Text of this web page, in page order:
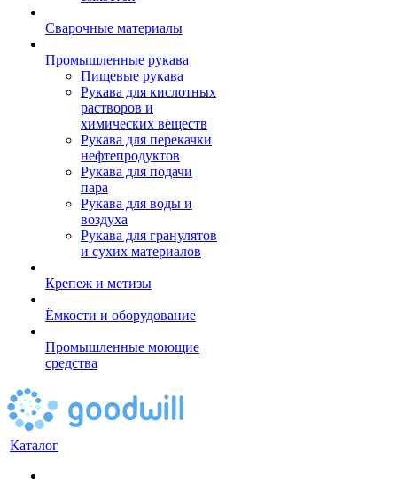
Сварочные материалы
Промышленные рукава
Пищевые рукава
Рукава для кислотных
растворов и
химических веществ
Рукава для перекачки
нефтепродуктов
Рукава для подачи
пара
Рукава для воды и
воздуха
Рукава для гранулятов
и сухих материалов
Крепеж и метизы
Ёмкости и оборудование
Промышленные моющие
средства
Каталог